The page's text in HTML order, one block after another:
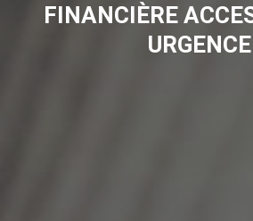
FINANCIÈRE
URGENCE